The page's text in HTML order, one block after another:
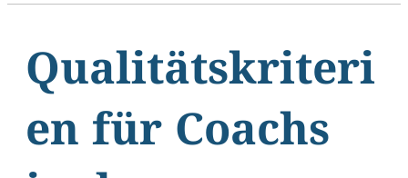
Qualitätskriteri
en für Coachs